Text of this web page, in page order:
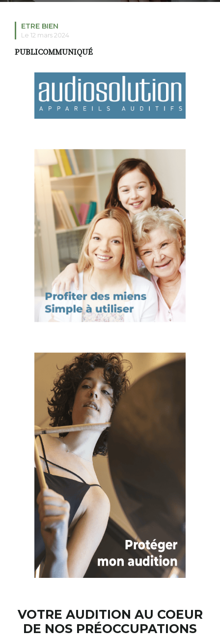
RECHERCHER
S'INSCRIRE À LA NEWSLETTER
ETRE BIEN
Le 12 mars 2024
PUBLICOMMUNIQUÉ
VOTRE AUDITION AU COEUR
DE NOS PRÉOCCUPATIONS